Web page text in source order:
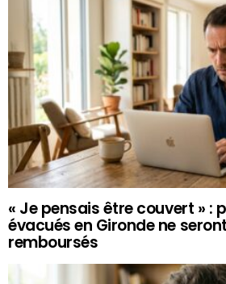
« Je pensais être couvert » :
évacués en Gironde ne
remboursés